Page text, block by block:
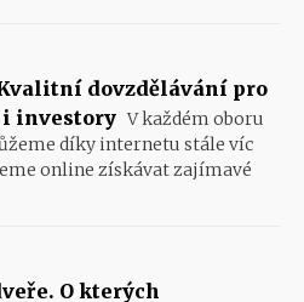
dovzdělávání pro
i investory V každém oboru
díky internetu stále víc
online získávat zajímavé
O kterých